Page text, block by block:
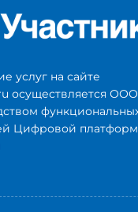
услуг на сайте
осуществляется ООО
Цифровой